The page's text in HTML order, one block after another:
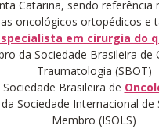
Catarina, sendo
oncológicos ortopédicos e
em cirurgia do
da Sociedade Brasileira de
Traumatologia (SBOT)
Brasileira de
Sociedade Internacional de
Membro (ISOLS)